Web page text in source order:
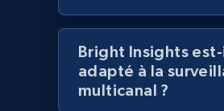
more.
2.1K+ 375+
Bright Insights
adapté à la
multicanal ?